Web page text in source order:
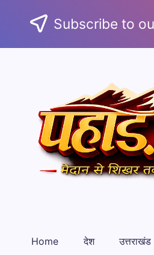
Subscribe to
Home देश उत्तराखंड